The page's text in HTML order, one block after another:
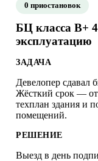
0 приостановок
БЦ класса B+
эксплуатацию
ЗАДАЧА
Девелопер сдавал
Жёсткий срок —
техплан здания и
помещений.
РЕШЕНИЕ
Выезд в день